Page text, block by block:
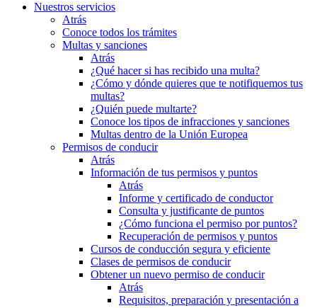
Nuestros servicios
Atrás
Conoce todos los trámites
Multas y sanciones
Atrás
¿Qué hacer si has recibido una multa?
¿Cómo y dónde quieres que te notifiquemos tus
multas?
¿Quién puede multarte?
Conoce los tipos de infracciones y sanciones
Multas dentro de la Unión Europea
Permisos de conducir
Atrás
Información de tus permisos y puntos
Atrás
Informe y certificado de conductor
Consulta y justificante de puntos
¿Cómo funciona el permiso por puntos?
Recuperación de permisos y puntos
Cursos de conducción segura y eficiente
Clases de permisos de conducir
Obtener un nuevo permiso de conducir
Atrás
Requisitos, preparación y presentación a